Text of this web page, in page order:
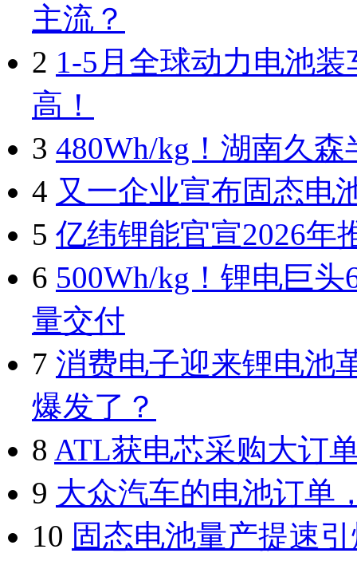
主流？
2 1-5月全球动力电池
高！
3 480Wh/kg！湖南久
4 又一企业宣布固态电
5 亿纬锂能官宣2026年
6 500Wh/kg！锂电巨
量交付
7 消费电子迎来锂电池
爆发了？
8 ATL获电芯采购大订
9 大众汽车的电池订单
10 固态电池量产提速